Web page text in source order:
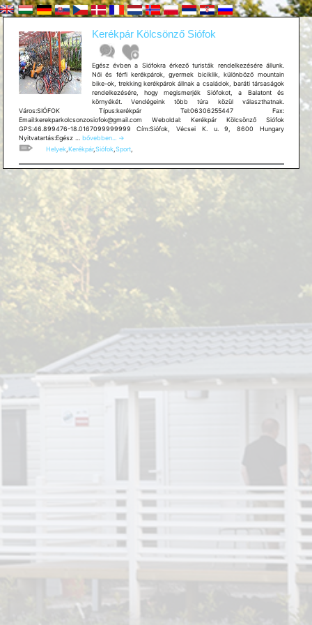
Kerékpár Kölcsönző Siófok
Egész évben a Siófokra érkező turisták rendelkezésére állunk.
Női és férfi kerékpárok, gyermek biciklik, különböző mountain
bike-ok, trekking kerékpárok állnak a családok, baráti társaságok
rendelkezésére, hogy megismerjék Siófokot, a Balatont és
környékét. Vendégeink több túra közül választhatnak.
Város:SIÓFOK Típus:kerékpár Tel:06306255447 Fax:
Email:kerekparkolcsonzosiofok@gmail.com Weboldal: Kerékpár Kölcsönző Siófok
GPS:46.899476-18.0167099999999 Cím:Siófok, Vécsei K. u. 9, 8600 Hungary
Nyitvatartás:Egész … Kerékpár
Kölcsönző
Siófok
bővebben...
→
Helyek,Kerékpár,Siófok,Sport,